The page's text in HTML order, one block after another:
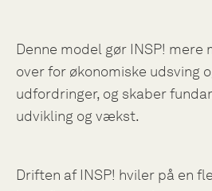
Denne model gør INSP!
over for økonomiske udsving
udfordringer, og skaber
udvikling og vækst.
Driften af INSP! hviler på en